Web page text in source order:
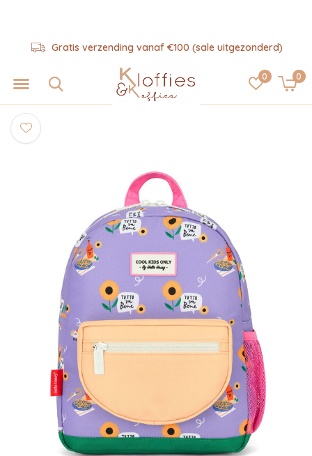
0 0
Gratis verzending vanaf €100 (sale uitgezonderd)